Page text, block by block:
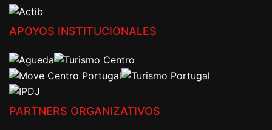
APOYOS INSTITUCIONALES
PARTNERS ORGANIZATIVOS